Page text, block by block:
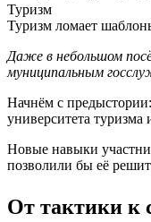
Туризм
Туризм ломает
Даже в небольшом
муниципальным
Начнём с
университета
Новые навыки
позволили бы её
От тактики к